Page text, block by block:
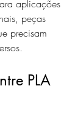
aplicações
peças
precisam
PLA